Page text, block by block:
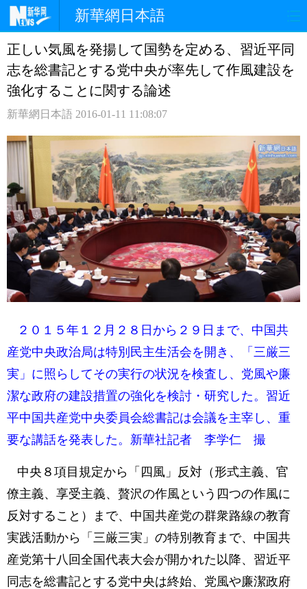
新華網日本語
ホームページ 政治 経済
社会 文化
観光 評論
中日対訳
正しい気風を発揚して国勢を定める、習近平同
志を総書記とする党中央が率先して作風建設を
強化することに関する論述
新華網日本語 2016-01-11 11:08:07
２０１５年１２月２８日から２９日まで、中国共
産党中央政治局は特別民主生活会を開き、「三厳三
実」に照らしてその実行の状況を検査し、党風や廉
潔な政府の建設措置の強化を検討・研究した。習近
平中国共産党中央委員会総書記は会議を主宰し、重
要な講話を発表した。新華社記者 李学仁 撮
中央８項目規定から「四風」反対（形式主義、官
僚主義、享受主義、贅沢の作風という四つの作風に
反対すること）まで、中国共産党の群衆路線の教育
実践活動から「三厳三実」の特別教育まで、中国共
産党第十八回全国代表大会が開かれた以降、習近平
同志を総書記とする党中央は終始、党風や廉潔政府